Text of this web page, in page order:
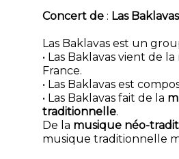
Concert de : Las Baklavas
Las Baklavas est un
• Las Baklavas vient de
France.
• Las Baklavas est
• Las Baklavas fait de la
traditionnelle.
De la musique néo-
musique traditionnelle